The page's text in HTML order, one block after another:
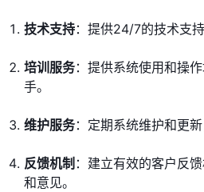
技术支持：提供24/7的技术支持
培训服务：提供系统使用和操
手。
维护服务：定期系统维护和更
反馈机制 ：建立有效的客户反
和意见。